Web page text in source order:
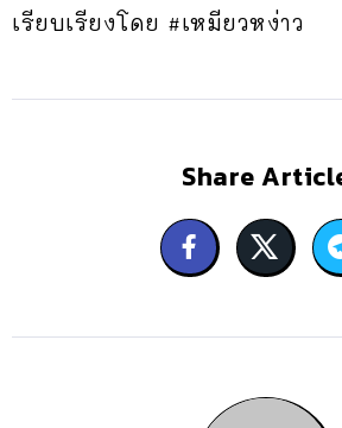
เรียบเรียงโดย #เหมียวหง่าว
Share